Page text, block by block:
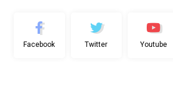
Facebook Twitter Youtube